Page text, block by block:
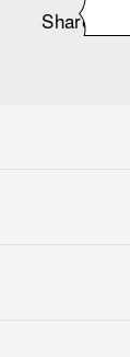
Share